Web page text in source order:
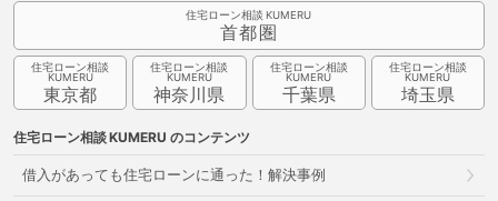
住宅ローン相談
首都圏
住宅ローン相談
東京都
住宅ローン相談
神奈川県
住宅ローン相談
千葉県
住宅ローン相談
埼玉県
住宅ローン相談 のコンテンツ
借入があっても住宅ローンに通った！解決事例